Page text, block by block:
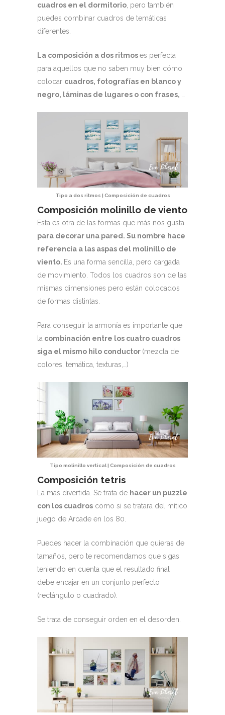
cuadros en el dormitorio , pero también
puedes combinar cuadros de temáticas
diferentes.
La composición a dos ritmoses perfecta
para aquellos que no saben muy bien cómo
colocar cuadros, fotografías en blanco y
negro, láminas de lugares o con frases,
Tipo a dos ritmos | Composición de cuadros
Composición molinillo de viento
Esta es otra de las formas que más nos gusta
para decorar una pared. Su nombre hace
referencia a las aspas del molinillo de
viento. Es una forma sencilla, pero cargada
de movimiento. Todos los cuadros son de las
mismas dimensiones pero están colocados
de formas distintas.
Para conseguir la armonía es importante que
la combinación entre los cuatro cuadros
siga el mismo hilo conductor (mezcla de
colores, temática, texturas,…)
Tipo molinillo vertical | Composición de cuadros
Composición tetris
La más divertida. Se trata de hacer un puzzle
con los cuadros como si se tratara del mítico
juego de Arcade en los 80.
Puedes hacer la combinación que quieras de
tamaños, pero te recomendamos que sigas
teniendo en cuenta que el resultado final
debe encajar en un conjunto perfecto
(rectángulo o cuadrado).
Se trata de conseguir orden en el desorden.